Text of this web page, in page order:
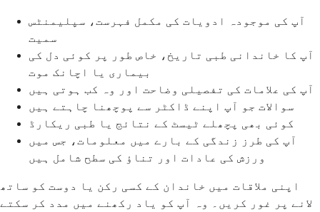
آپ کی موجودہ ادویات کی مکمل فہرست، سپلیمنٹس
سمیت
آپ کا خاندانی طبی تاریخ، خاص طور پر کوئی دل کی
بیماری یا اچانک موت
آپ کی علامات کی تفصیلی وضاحت اور وہ کب ہوتی ہیں
سوالات جو آپ اپنے ڈاکٹر سے پوچھنا چاہتے ہیں
کوئی بھی پچھلے ٹیسٹ کے نتائج یا طبی ریکارڈ
آپ کی طرز زندگی کے بارے میں معلومات، جس میں
ورزش کی عادات اور تناؤ کی سطح شامل ہیں
اپنی ملاقات میں خاندان کے کسی رکن یا دوست کو ساتھ
لانے پر غور کریں۔ وہ آپ کو یاد رکھنے میں مدد کر سکتے